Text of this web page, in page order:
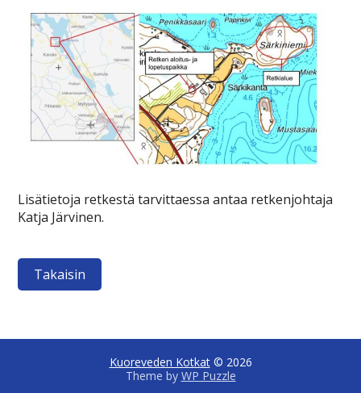
Lisätietoja retkestä tarvittaessa antaa retkenjohtaja
Katja Järvinen.
Takaisin
Kuoreveden Kotkat© 2026
Theme by WP Puzzle